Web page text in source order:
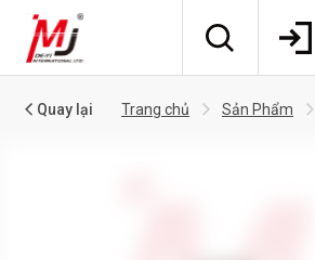
Quay lại Trang chủ Sản Phẩm